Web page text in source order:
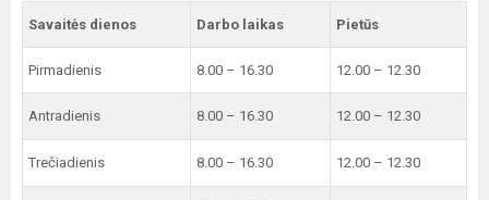
Savaitės dienos Darbo laikas Pietūs
Pirmadienis 8.00 – 16.30 12.00 – 12.30
Antradienis 8.00 – 16.30 12.00 – 12.30
Trečiadienis 8.00 – 16.30 12.00 – 12.30